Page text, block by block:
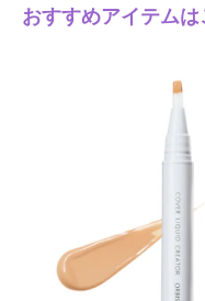
おすすめアイテムは